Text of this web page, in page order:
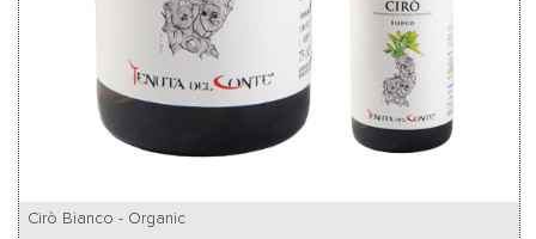
Cirò Bianco - Organic